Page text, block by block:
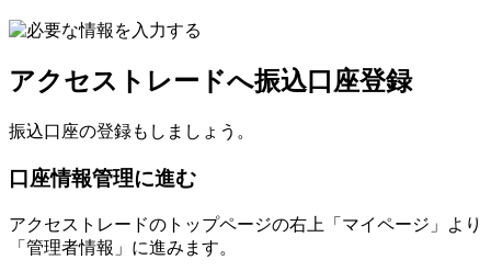
アクセストレードへ振込口座登録
振込口座の登録もしましょう。
口座情報管理に進む
アクセストレードのトップページの右上「マイページ」より
「管理者情報」に進みます。